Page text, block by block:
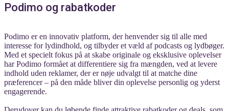
Podimo og rabatkoder
Podimo er en innovativ platform, der henvender sig til alle med
interesse for lydindhold, og tilbyder et væld af podcasts og lydbøger.
Med et specielt fokus på at skabe originale og eksklusive oplevelser
har Podimo formået at differentiere sig fra mængden, ved at levere
indhold uden reklamer, der er nøje udvalgt til at matche dine
præferencer – på den måde bliver din oplevelse personlig og yderst
engagerende.